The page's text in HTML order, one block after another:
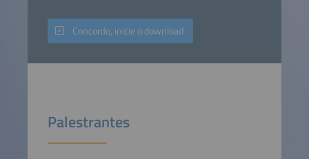
Concordo, inicie o download
Palestrantes